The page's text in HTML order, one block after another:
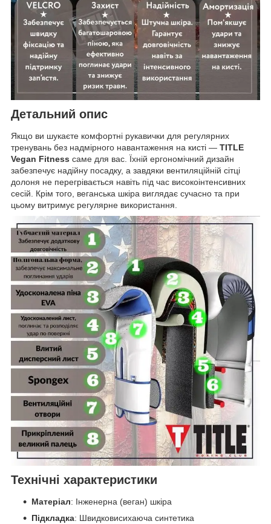
Детальний опис
Якщо ви шукаєте комфортні рукавички для регулярних
тренувань без надмірного навантаження на кисті — TITLE
Vegan Fitness саме для вас. Їхній ергономічний дизайн
забезпечує надійну посадку, а завдяки вентиляційній сітці
долоня не перегрівається навіть під час високоінтенсивних
сесій. Крім того, веганська шкіра виглядає сучасно та при
цьому витримує регулярне використання.
Технічні характеристики
Матеріал: Інженерна (веган) шкіра
Підкладка: Швидковисихаюча синтетика